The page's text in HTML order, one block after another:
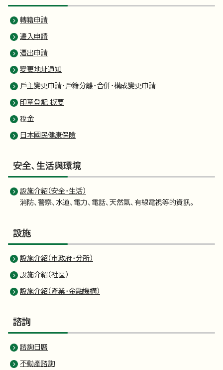
轉籍申請
遷入申請
遷出申請
變更地址通知
戶主變更申請・戶籍分離・合併・構成變更申請
印章登記 概要
稅金
日本國民健康保險
安全、生活與環境
設施介紹（安全・生活）
消防、警察、水道、電力、電話、天然氣、有線電視等的資訊。
設施
設施介紹（市政府・分所）
設施介紹（社區）
設施介紹（產業・金融機構）
諮詢
諮詢日曆
不動產諮詢